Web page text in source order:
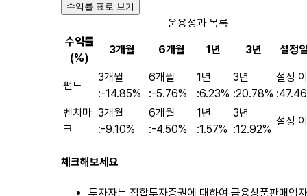
수익률 표로 보기
운용성과 목록
수익률
(%)
3개월 6개월 1년 3년 설정
펀드
3개월
:-14.85%
6개월
:-5.76%
1년
:6.23%
3년
:20.78%
설정
:
벤치마
크
3개월
:-9.10%
6개월
:-4.50%
1년
:1.57%
3년
:12.92%
설정
체크해보세요
투자자는 집합투자증권에 대하여 금융상품판매업